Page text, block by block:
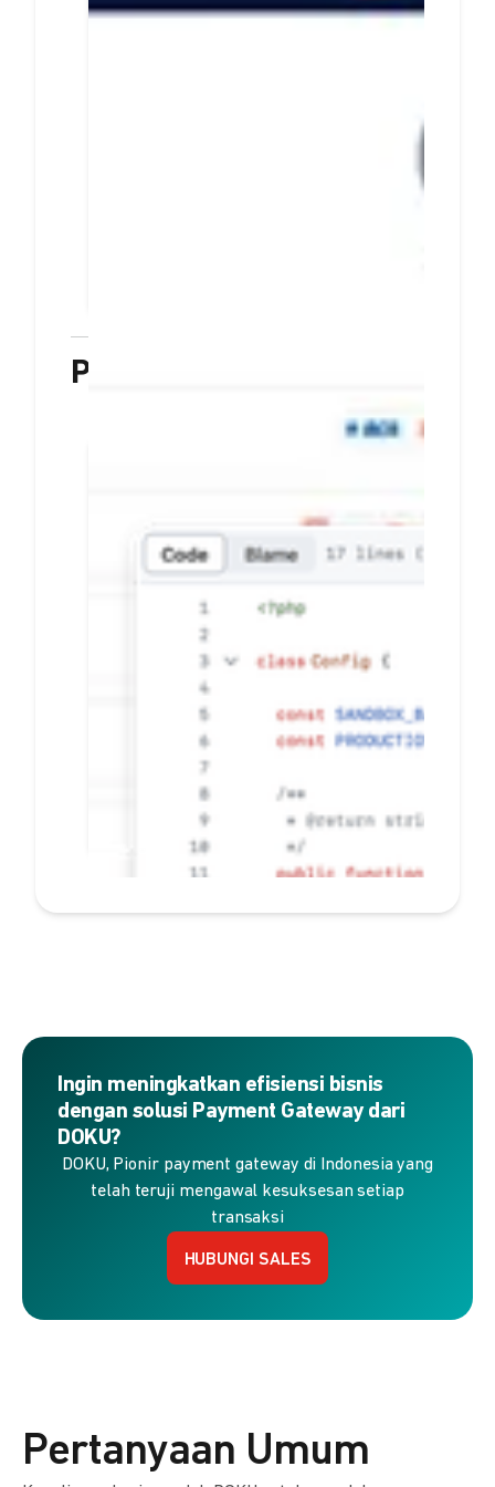
Plugin
secara mudah dan
cepat
Pelanggan tidak perlu beralih
ke situs lain saat bertransaksi
Konfigurasi mandiri dengan
CMS dashboard, hubungkan
situs bisnis Anda tanpa coding
Terima notifikasi transaksi
secara real-time
PELAJARI LEBIH LANJUT
Ingin meningkatkan efisiensi bisnis
dengan solusi Payment Gateway dari
DOKU?
DOKU, Pionir payment gateway di Indonesia yang
telah teruji mengawal kesuksesan setiap
transaksi
HUBUNGI SALES
Pertanyaan Umum